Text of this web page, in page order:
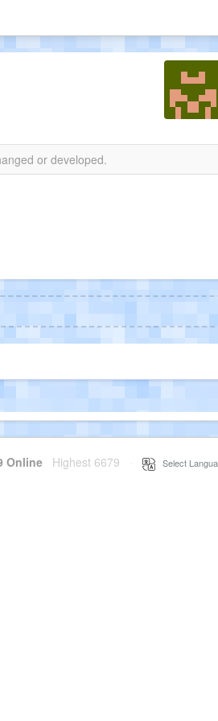
or developed.
Online Highest 6679 Select